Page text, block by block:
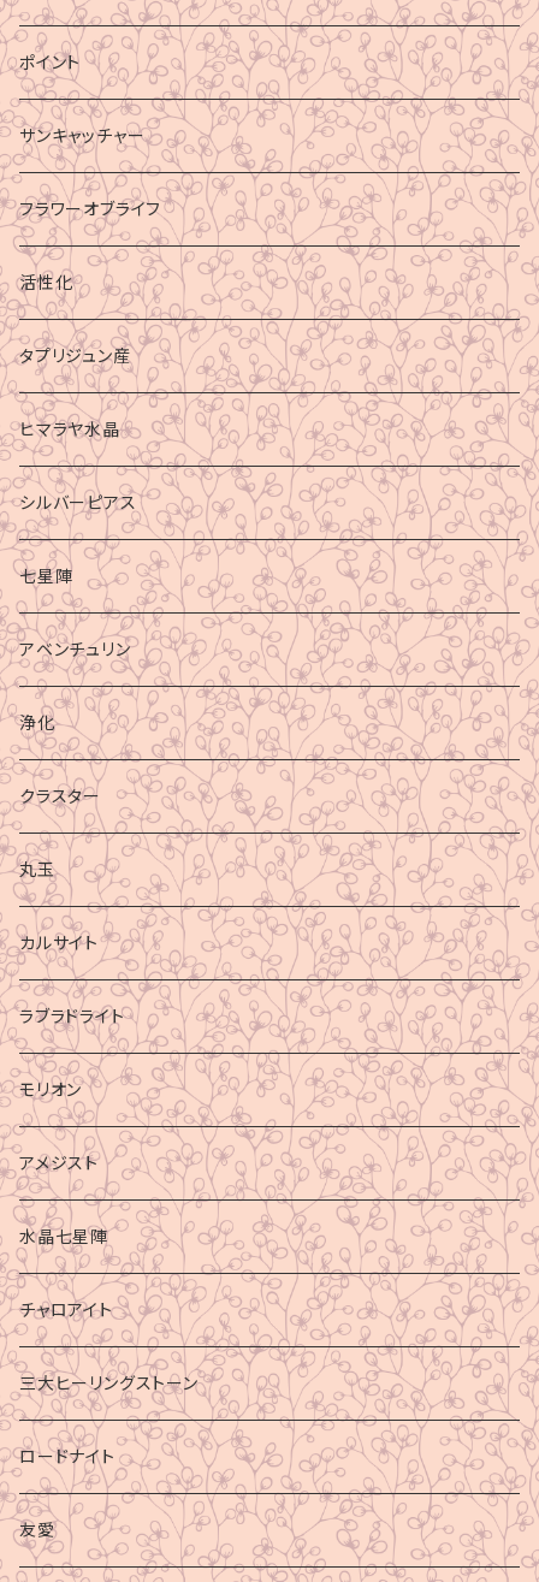
ポイント
サンキャッチャー
フラワーオブライフ
活性化
タプリジュン産
ヒマラヤ水晶
シルバーピアス
七星陣
アベンチュリン
浄化
クラスター
丸玉
カルサイト
ラブラドライト
モリオン
アメジスト
水晶七星陣
チャロアイト
三大ヒーリングストーン
ロードナイト
友愛